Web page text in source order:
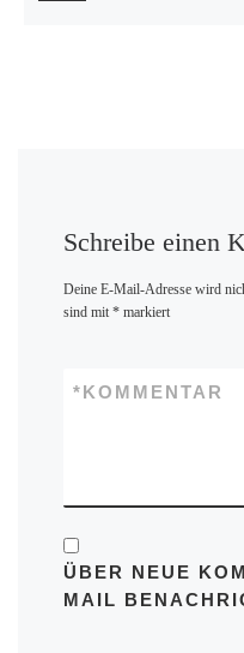
Schreibe einen
Deine E-Mail-Adresse wird
sind mit *markiert
KOMMENTAR
*
ÜBER NEUE
MAIL